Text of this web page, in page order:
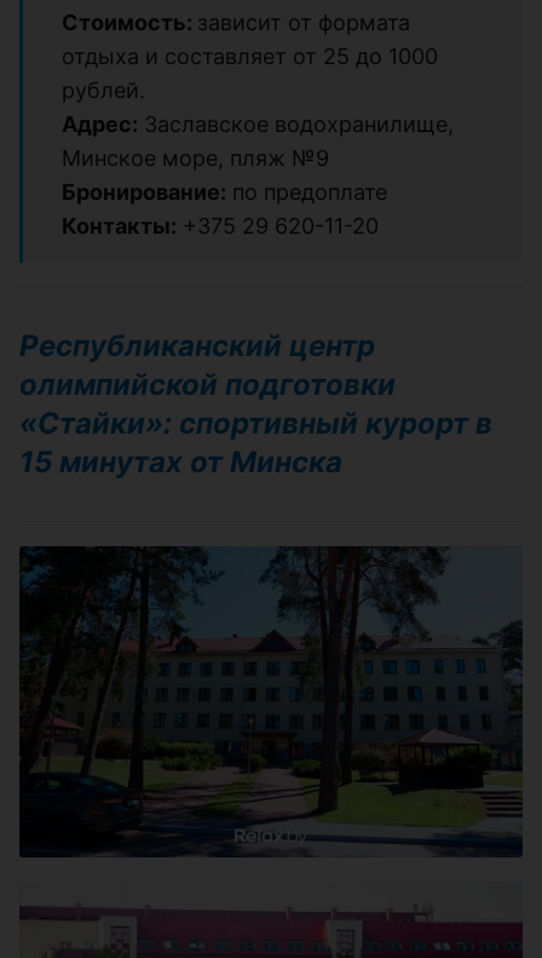
Стоимость: зависит от формата
отдыха и составляет от 25 до 1000
рублей.
Адрес: Заславское водохранилище,
Минское море, пляж №9
Бронирование: по предоплате
Контакты: +375 29 620-11-20
Республиканский центр
олимпийской подготовки
«Стайки»: спортивный курорт в
15 минутах от Минска